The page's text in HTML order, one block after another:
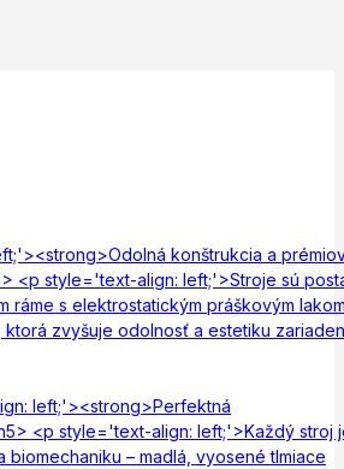
konštrukcia a
<p style='text-align: left;'>Stroje sú
ráme s elektrostatickým práškovým
zvyšuje odolnosť a estetiku
left;'><strong>Perfektná
<p style='text-align: left;'>Každý stroj
biomechaniku – madlá, vyosené tlmiace